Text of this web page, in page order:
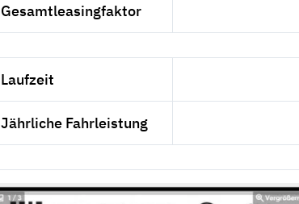
Gesamtleasingfaktor
Laufzeit
Jährliche Fahrleistung